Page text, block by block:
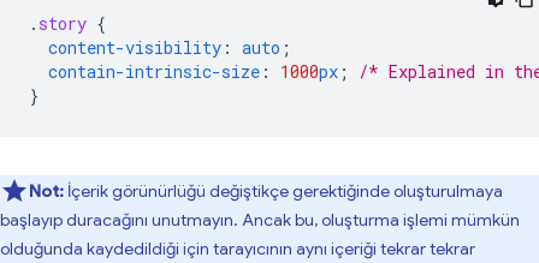
. story {
content-visibility : auto ;
contain-intrinsic-size : 1000px ;
/* Explained in
}
Not: İçerik görünürlüğü değiştikçe gerektiğinde oluşturulmaya
başlayıp duracağını unutmayın. Ancak bu, oluşturma işlemi mümkün
olduğunda kaydedildiği için tarayıcının aynı içeriği tekrar tekrar